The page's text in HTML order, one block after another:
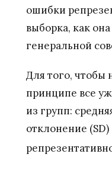
ошибки
выборка, как
генеральной
Для того, чтобы
принципе все
из групп:
отклонение